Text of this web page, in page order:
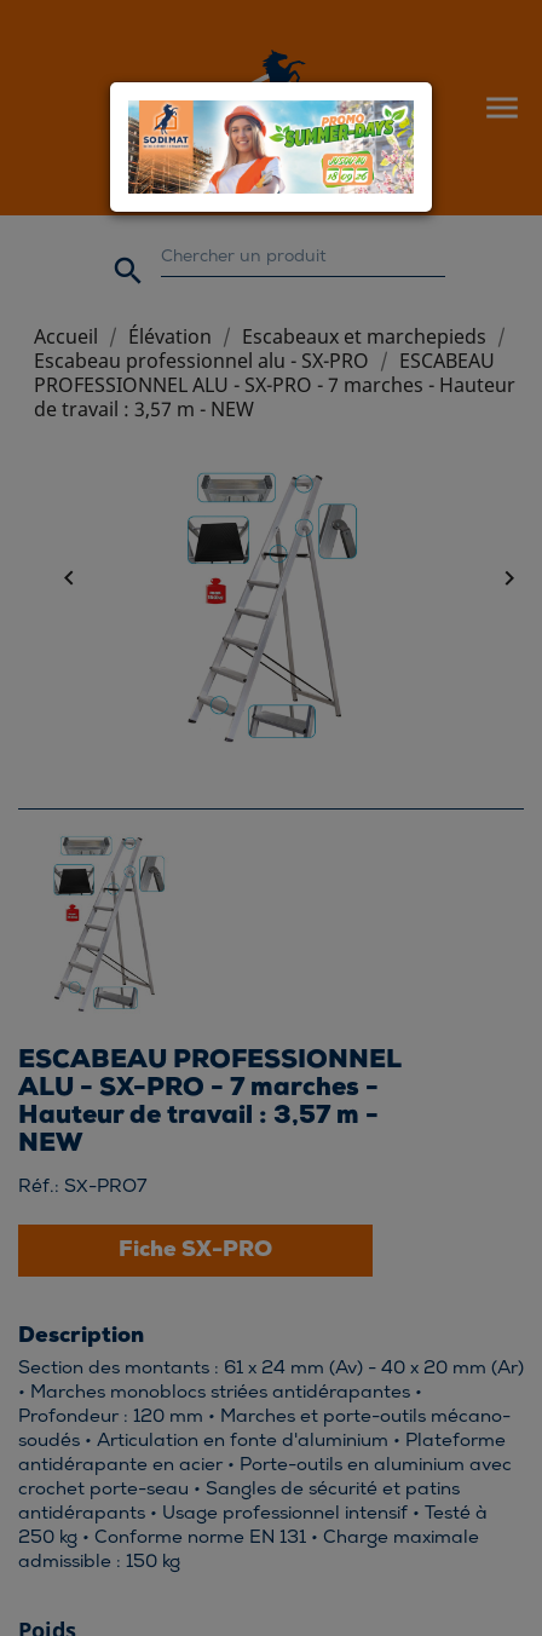


Accueil Élévation
Escabeaux et marchepieds
Escabeau professionnel alu - SX-PRO
ESCABEAU
PROFESSIONNEL ALU - SX-PRO - 7 marches - Hauteur
de travail : 3,57 m - NEW
 
ESCABEAU PROFESSIONNEL
ALU - SX-PRO - 7 marches -
Hauteur de travail : 3,57 m -
NEW
Réf.: SX-PRO7
Fiche SX-PRO
Description
Section des montants : 61 x 24 mm (Av) - 40 x 20 mm (Ar)
• Marches monoblocs striées antidérapantes •
Profondeur : 120 mm • Marches et porte-outils mécano-
soudés • Articulation en fonte d'aluminium • Plateforme
antidérapante en acier • Porte-outils en aluminium avec
crochet porte-seau • Sangles de sécurité et patins
antidérapants • Usage professionnel intensif • Testé à
250 kg • Conforme norme EN 131 • Charge maximale
admissible : 150 kg
Poids